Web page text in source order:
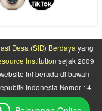
Desa (SID) Berdaya yang
Institution sejak 2009
ini berada di bawah
Indonesia Nomor 14
dan